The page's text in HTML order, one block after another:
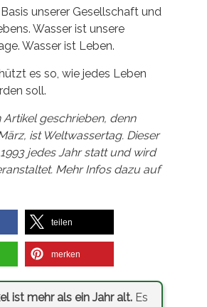
unserer Gesellschaft und
Wasser ist unsere
Wasser ist Leben.
es so, wie jedes Leben
soll.
Artikel geschrieben, denn
ist Weltwassertag. Dieser
jedes Jahr statt und wird
Mehr Infos dazu auf
teilen
merken
ist mehr als ein Jahr alt. Es